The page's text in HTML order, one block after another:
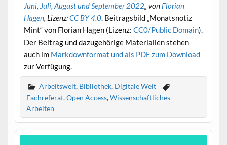
Juni, Juli, August und September 2022„ von Florian
Hagen, Lizenz:CC BY 4.0. Beitragsbild „Monatsnotiz
Mint“ von Florian Hagen (Lizenz: CC0/Public Domain).
Der Beitrag und dazugehörige Materialien stehen
auch im Markdownformat und als PDF zum Download
zur Verfügung.
Arbeitswelt, Bibliothek, Digitale Welt
Fachreferat,Open Access,Wissenschaftliches
Arbeiten